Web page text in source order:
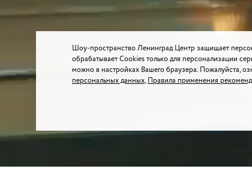
Шоу-пространство Ленинград Центр защищает
обрабатывает Cookies только для персонализации
можно в настройках Вашего браузера. Пожалуйста,
персональных данных, Правила применения